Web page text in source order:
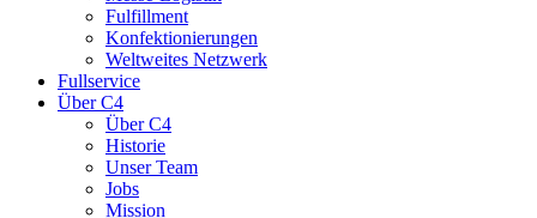
Fulfillment
Konfektionierungen
Weltweites Netzwerk
Fullservice
Über C4
Über C4
Historie
Unser Team
Jobs
Mission